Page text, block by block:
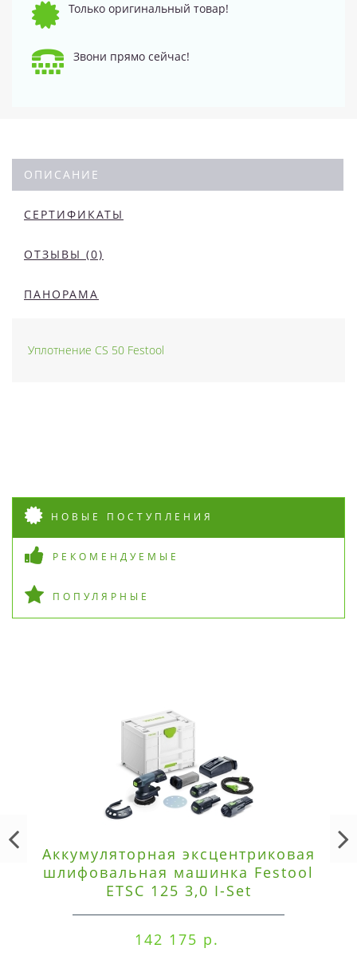
Только оригинальный товар!
Звони прямо сейчас!
ОПИСАНИЕ
СЕРТИФИКАТЫ
ОТЗЫВЫ (0)
ПАНОРАМА
Уплотнение CS 50 Festool
НОВЫЕ ПОСТУПЛЕНИЯ
РЕКОМЕНДУЕМЫЕ
ПОПУЛЯРНЫЕ
Аккумуляторная эксцентриковая
шлифовальная машинка Festool
ETSC 125 3,0 I-Set
142 175 р.